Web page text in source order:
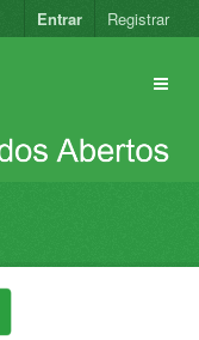
Entrar Registrar